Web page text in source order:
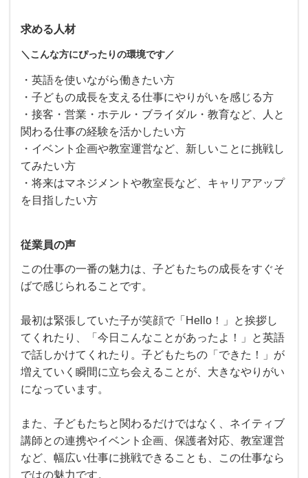
求める人材
＼こんな方にぴったりの環境です／
・英語を使いながら働きたい方
・子どもの成長を支える仕事にやりがいを感じる方
・接客・営業・ホテル・ブライダル・教育など、人と
関わる仕事の経験を活かしたい方
・イベント企画や教室運営など、新しいことに挑戦し
てみたい方
・将来はマネジメントや教室長など、キャリアアップ
を目指したい方
従業員の声
この仕事の一番の魅力は、子どもたちの成長をすぐそ
ばで感じられることです。
最初は緊張していた子が笑顔で「Hello！」と挨拶し
てくれたり、「今日こんなことがあったよ！」と英語
で話しかけてくれたり。子どもたちの「できた！」が
増えていく瞬間に立ち会えることが、大きなやりがい
になっています。
また、子どもたちと関わるだけではなく、ネイティブ
講師との連携やイベント企画、保護者対応、教室運営
など、幅広い仕事に挑戦できることも、この仕事なら
ではの魅力です。